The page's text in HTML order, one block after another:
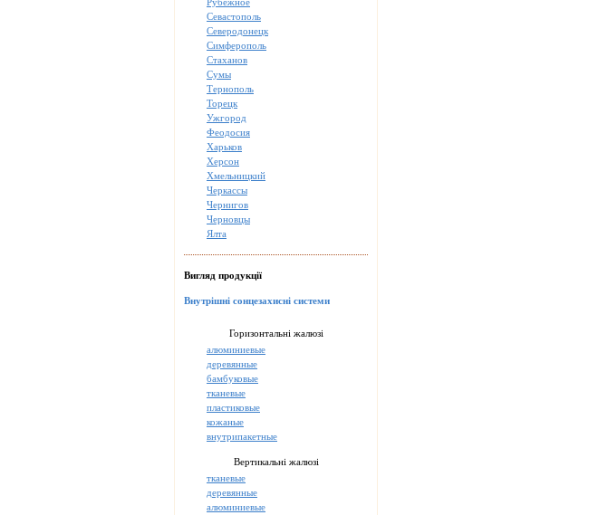
Севастополь
Северодонецк
Симферополь
Стаханов
Сумы
Тернополь
Торецк
Ужгород
Феодосия
Харьков
Херсон
Хмельницкий
Черкассы
Чернигов
Черновцы
Ялта
Вигляд продукції
Внутрішні сонцезахисні системи
Горизонтальні жалюзі
алюминиевые
деревянные
бамбуковые
тканевые
пластиковые
кожаные
внутрипакетные
Вертикальні жалюзі
тканевые
деревянные
алюминиевые